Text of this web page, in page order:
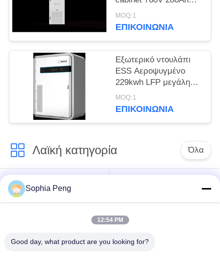
σύστημα για ηλιακή
φωτοβολταϊκή
MOQ:1
ΕΠΙΚΟΙΝΩΝΊΑ
Εξωτερικό ντουλάπι
ESS Αεροψυγμένο
229kwh LFP μεγάλη
χωρητικότητα για
αποθήκευση ενέργειας
MOQ:1
ΕΠΙΚΟΙΝΩΝΊΑ
Λαϊκή κατηγορία Όλα
Ηλεκτρική μπαταρία
μοτοσικλετών
αποθήκευσης
αποθήκευσης
Μπαταρία NMC
Sophia Peng
12:54 PM
Good day, what product are you looking for?